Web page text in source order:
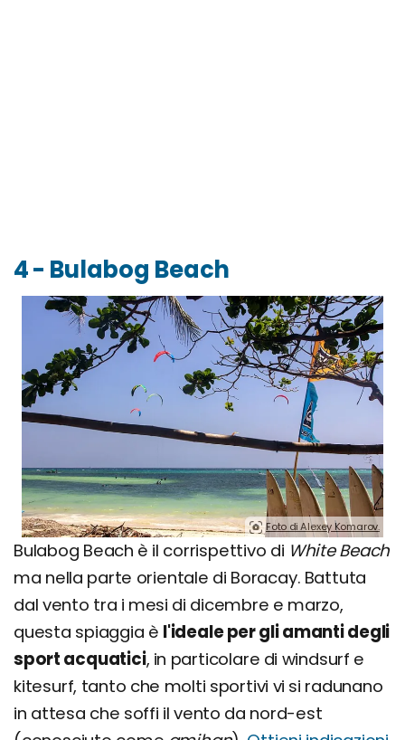
4 - Bulabog Beach
Foto di Alexey Komarov.
Bulabog Beach è il corrispettivo di White Beach
ma nella parte orientale di Boracay. Battuta
dal vento tra i mesi di dicembre e marzo,
questa spiaggia è l'ideale per gli amanti degli
sport acquatici, in particolare di windsurf e
kitesurf, tanto che molti sportivi vi si radunano
in attesa che soffi il vento da nord-est